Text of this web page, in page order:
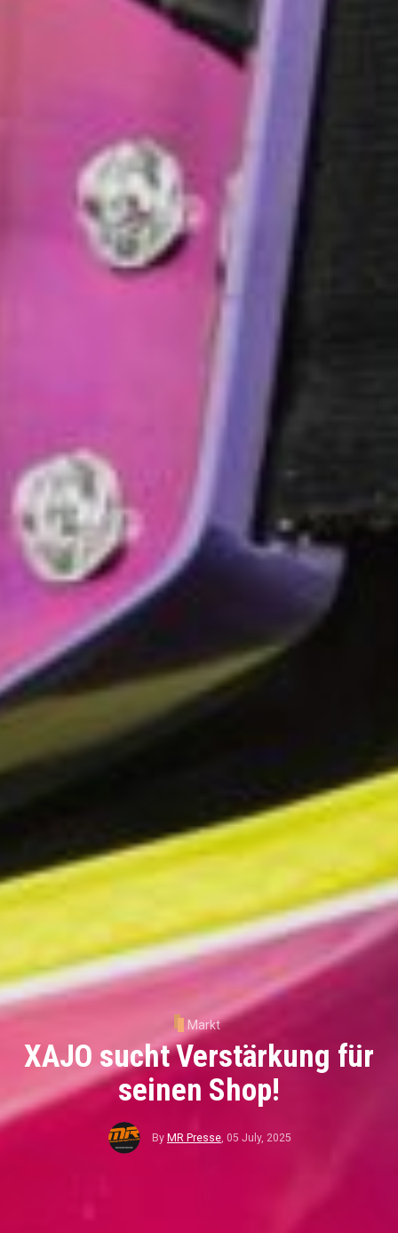
Markt
XAJO sucht Verstärkung für
seinen Shop!
By MR Presse, 05 July, 2025